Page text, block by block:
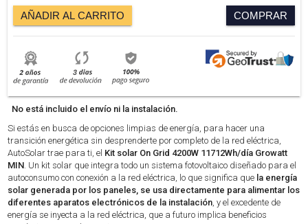
AÑADIR AL CARRITO COMPRAR
No está incluido el envío ni la instalación.
Si estás en busca de opciones limpias de energía, para hacer una
transición energética sin desprenderte por completo de la red eléctrica,
AutoSolar trae para ti, el Kit solar On Grid 4200W 11712Wh/día Growatt
MIN. Un kit solar que integra todo un sistema fotovoltaico diseñado para el
autoconsumo con conexión a la red eléctrica, lo que significa que la energía
solar generada por los paneles, se usa directamente para alimentar los
diferentes aparatos electrónicos de la instalación, y el excedente de
energía se inyecta a la red eléctrica, que a futuro implica beneficios